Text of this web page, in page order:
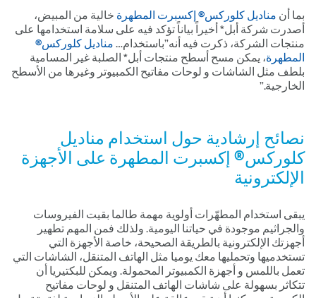
بما أن مناديل كلوركس® إكسبرت المطهرة خالية من المبيض،
أصدرت شركة أبل* أخيراً بياناً تؤكد فيه على سلامة استخدامها على
منتجات الشركة، ذكرت فيه أنه”باستخدام… مناديل كلوركس®
المطهرة، يمكن مسح أسطح منتجات أبل* الصلبة غير المسامية
بلطف مثل الشاشات و لوحات مفاتيح الكمبيوتر وغيرها من الأسطح
الخارجية.”
نصائح إرشادية حول استخدام مناديل
كلوركس® إكسبرت المطهرة على الأجهزة
الإلكترونية
يبقى استخدام المطهّرات أولوية مهمة طالما بقيت الفيروسات
والجراثيم موجودة في حياتنا اليومية. ولذلك فمن المهم تطهير
أجهزتك الإلكترونية بالطريقة الصحيحة، خاصة الأجهزة التي
تستخدميها وتحمليها معك يوميا مثل الهاتف المتنقل، الشاشات التي
تعمل باللمس و أجهزة الكمبيوتر المحمولة. ويمكن للبكتيريا أن
تتكاثر بسهولة على شاشات الهاتف المتنقل و لوحات مفاتيح